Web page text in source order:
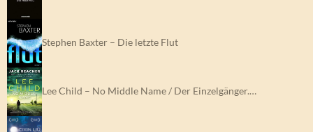
Stephen Baxter – Die letzte Flut
Lee Child – No Middle Name / Der Einzelgänger.…